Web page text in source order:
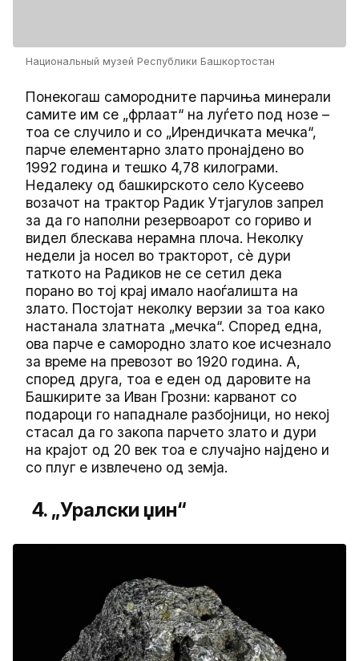
Национальный музей Республики Башкортостан
Понекогаш самородните парчиња минерали
самите им се „фрлаат“ на луѓето под нозе –
тоа се случило и со „Ирендичката мечка“,
парче елементарно злато пронајдено во
1992 година и тешко 4,78 килограми.
Недалеку од башкирското село Кусеево
возачот на трактор Радик Утјагулов запрел
за да го наполни резервоарот со гориво и
видел блескава нерамна плоча. Неколку
недели ја носел во тракторот, сѐ дури
таткото на Радиков не се сетил дека
порано во тој крај имало наоѓалишта на
злато. Постојат неколку верзии за тоа како
настанала златната „мечка“. Според една,
ова парче е самородно злато кое исчезнало
за време на превозот во 1920 година. А,
според друга, тоа е еден од даровите на
Башкирите за Иван Грозни: карванот со
подароци го нападнале разбојници, но некој
стасал да го закопа парчето злато и дури
на крајот од 20 век тоа е случајно најдено и
со плуг е извлечено од земја.
4. „Уралски џин“